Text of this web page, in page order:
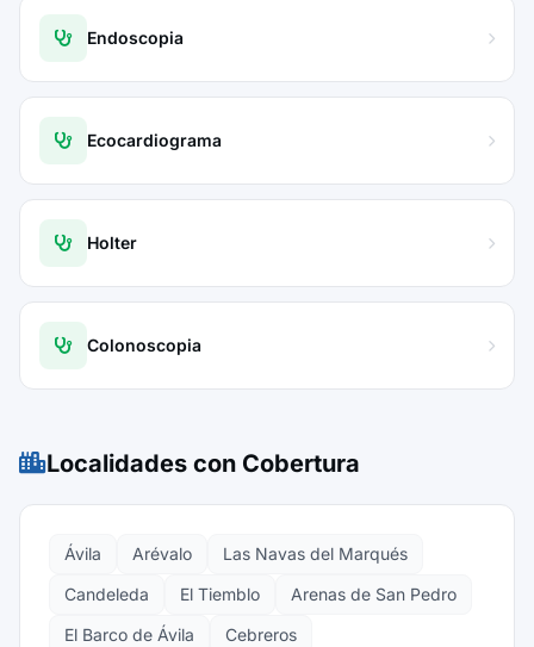
Endoscopia
Ecocardiograma
Holter
Colonoscopia
Localidades con Cobertura
Ávila Arévalo
Las Navas del Marqués
Candeleda
El Tiemblo
Arenas de San Pedro
El Barco de Ávila
Cebreros